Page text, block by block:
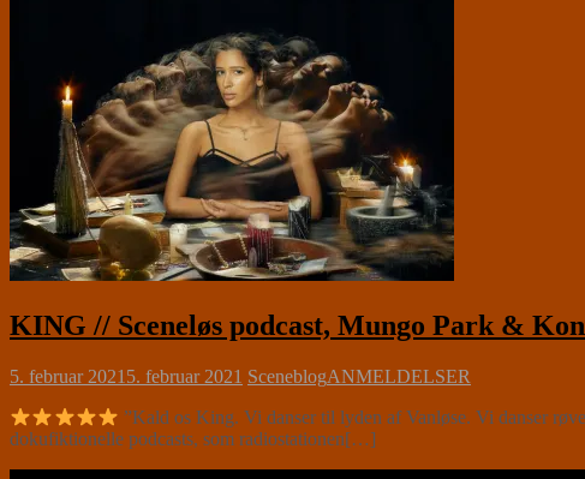
KING // Sceneløs podcast, Mungo Park &
5. februar 2021 5. februar 2021 SceneblogANMELDELSER
”Kald os King. Vi danser til lyden af Vanløse. Vi danser
dokufiktionelle podcasts, som radiostationen[…]